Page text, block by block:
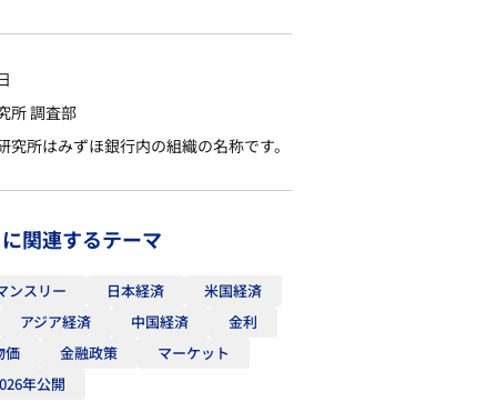
所 調査部
所はみずほ銀行内の組織の名称です。
関連するテーマ
ンスリー 日本経済
米国経済
アジア経済
中国経済
金利
価
金融政策
マーケット
年公開